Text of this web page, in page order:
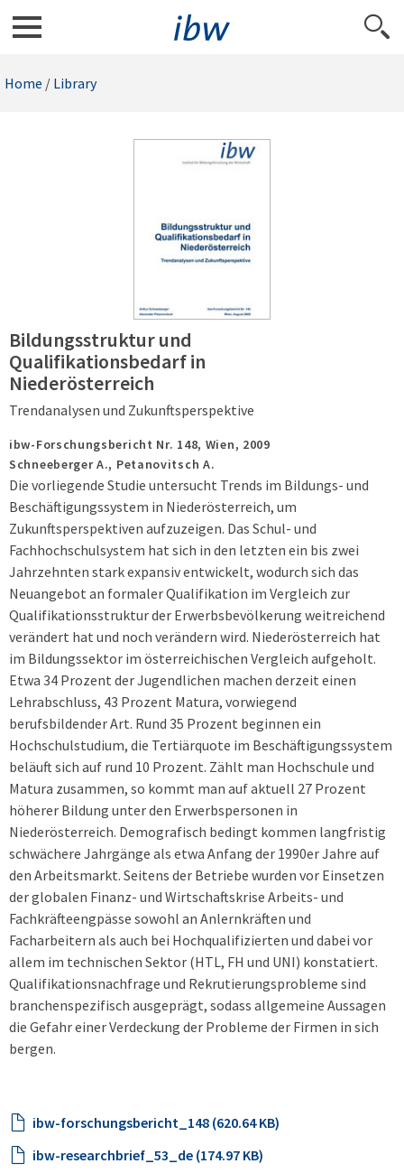
Home / Library
Bildungsstruktur und
Qualifikationsbedarf in
Niederösterreich
Trendanalysen und Zukunftsperspektive
ibw-Forschungsbericht Nr. 148, Wien, 2009
Schneeberger A., Petanovitsch A.
Die vorliegende Studie untersucht Trends im Bildungs- und
Beschäftigungssystem in Niederösterreich, um
Zukunftsperspektiven aufzuzeigen. Das Schul- und
Fachhochschulsystem hat sich in den letzten ein bis zwei
Jahrzehnten stark expansiv entwickelt, wodurch sich das
Neuangebot an formaler Qualifikation im Vergleich zur
Qualifikationsstruktur der Erwerbsbevölkerung weitreichend
verändert hat und noch verändern wird. Niederösterreich hat
im Bildungssektor im österreichischen Vergleich aufgeholt.
Etwa 34 Prozent der Jugendlichen machen derzeit einen
Lehrabschluss, 43 Prozent Matura, vorwiegend
berufsbildender Art. Rund 35 Prozent beginnen ein
Hochschulstudium, die Tertiärquote im Beschäftigungssystem
beläuft sich auf rund 10 Prozent. Zählt man Hochschule und
Matura zusammen, so kommt man auf aktuell 27 Prozent
höherer Bildung unter den Erwerbspersonen in
Niederösterreich. Demografisch bedingt kommen langfristig
schwächere Jahrgänge als etwa Anfang der 1990er Jahre auf
den Arbeitsmarkt. Seitens der Betriebe wurden vor Einsetzen
der globalen Finanz- und Wirtschaftskrise Arbeits- und
Fachkräfteengpässe sowohl an Anlernkräften und
Facharbeitern als auch bei Hochqualifizierten und dabei vor
allem im technischen Sektor (HTL, FH und UNI) konstatiert.
Qualifikationsnachfrage und Rekrutierungsprobleme sind
branchenspezifisch ausgeprägt, sodass allgemeine Aussagen
die Gefahr einer Verdeckung der Probleme der Firmen in sich
bergen.
ibw-forschungsbericht_148 (620.64 KB)
ibw-researchbrief_53_de (174.97 KB)